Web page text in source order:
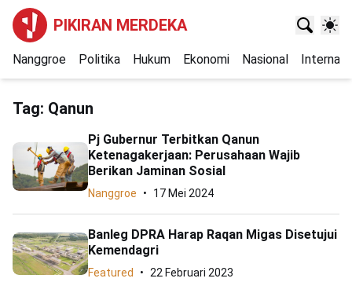
PIKIRAN MERDEKA
Nanggroe Politika Hukum Ekonomi Nasional
Tag: Qanun
Pj Gubernur Terbitkan Qanun
Ketenagakerjaan: Perusahaan Wajib
Berikan Jaminan Sosial
Nanggroe 17 Mei 2024
Banleg DPRA Harap Raqan Migas Disetujui
Kemendagri
Featured 22 Februari 2023